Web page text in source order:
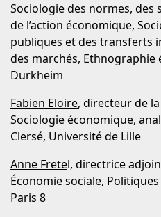
Sociologie des normes,
de l’action économique,
publiques et des transferts
des marchés, Ethnographie
Durkheim
Fabien Eloire, directeur de la
Sociologie économique,
Clersé, Université de Lille
Anne Fretel, directrice
Économie sociale,
Paris 8